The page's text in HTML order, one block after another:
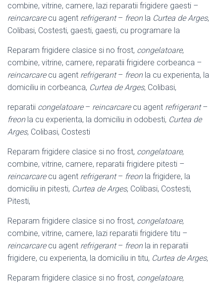
combine, vitrine, camere, lazi reparatii frigidere gaesti –
reincarcarecu agent refrigerant– freonla Curtea de Arges,
Colibasi, Costesti, gaesti, gaesti, cu programare la
Reparam frigidere clasice si no frost, congelatoare,
combine, vitrine, camere, reparatii frigidere corbeanca –
reincarcarecu agent refrigerant– freonla cu experienta, la
domiciliu in corbeanca, Curtea de Arges, Colibasi,
reparatii congelatoare– reincarcarecu agent refrigerant–
freonla cu experienta, la domiciliu in odobesti, Curtea de
Arges, Colibasi, Costesti
Reparam frigidere clasice si no frost, congelatoare,
combine, vitrine, camere, reparatii frigidere pitesti –
reincarcarecu agent refrigerant– freonla frigidere, la
domiciliu in pitesti, Curtea de Arges, Colibasi, Costesti,
Pitesti,
Reparam frigidere clasice si no frost, congelatoare,
combine, vitrine, camere, lazi reparatii frigidere titu –
reincarcarecu agent refrigerant– freonla in reparatii
frigidere, cu experienta, la domiciliu in titu, Curtea de Arges,
Reparam frigidere clasice si no frost, congelatoare,